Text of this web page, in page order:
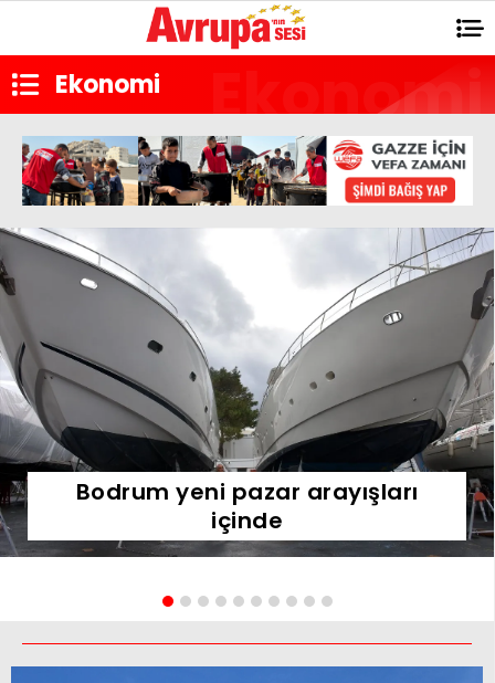
Ekonomi
Bodrum yeni pazar arayışları
içinde